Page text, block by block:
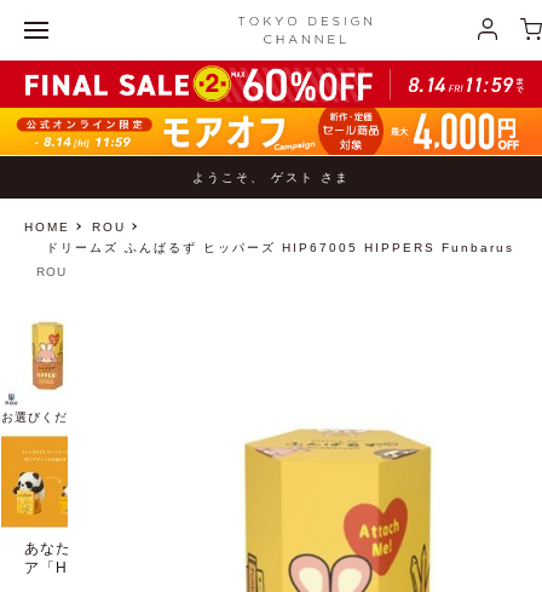
ようこそ、 ゲスト さま
HOME
ROU
ドリームズ ふんばるず ヒッパーズ HIP67005 HIPPERS Funbarus
お選びください
ROU
あなたを支えるぬいぐるみ「ふんばるず」がデコレーションフィギュ
ア「HIPPERS」に !